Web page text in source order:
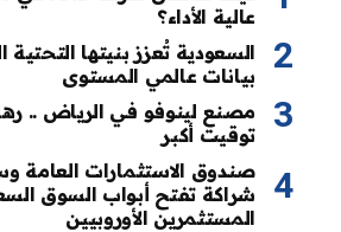
عالية الأداء؟
السعودية تُعزز بنيتها التحتية
بيانات عالمي المستوى
مصنع لينوفو في الرياض ..
توقيت أكبر
صندوق الاستثمارات العامة
شراكة تفتح أبواب السوق
المستثمرين الأوروبيين